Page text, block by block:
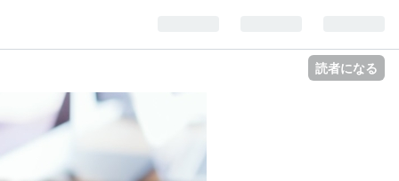
読者になる